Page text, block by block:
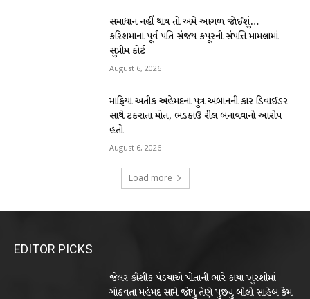
સમાધાન નહીં થાય તો અમે આગળ જોઈશું…
કરિશમાના પૂર્વ પતિ સંજય કપૂરની સંપત્તિ મામલામાં
સુપ્રીમ કોર્ટ
August 6, 2026
માફિયા અતીક અહેમદના પુત્ર અબાનની કાર ડિવાઈડર
સાથે ટકરાતા મોત, ભડકાઉ રીલ બનાવવાનો આરોપ
હતો
August 6, 2026
Load more
EDITOR PICKS
જેલર કૌશીક પંડયાએ પોતાની ભારે કાયા ખુરશીમાં
ગોઠવતા મહંમદ સામે જોયુ તેણે પુછ્યુ બોલો સાહેબ કેમ